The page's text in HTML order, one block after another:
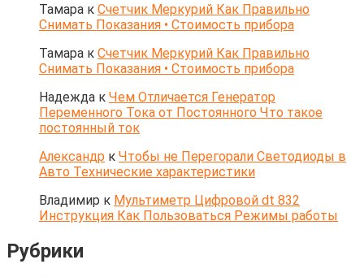
Тамара к Счетчик Меркурий Как Правильно
Снимать Показания • Стоимость прибора
Тамара к Счетчик Меркурий Как Правильно
Снимать Показания • Стоимость прибора
Надежда к Чем Отличается Генератор
Переменного Тока от Постоянного Что такое
постоянный ток
Александр к Чтобы не Перегорали Светодиоды в
Авто Технические характеристики
Владимир к Мультиметр Цифровой dt 832
Инструкция Как Пользоваться Режимы работы
Рубрики